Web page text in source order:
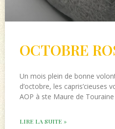
OCTOBRE
Un mois plein de bonne
d’octobre, les capris’cieuses
AOP à ste Maure de Touraine
LIRE LA SUITE »